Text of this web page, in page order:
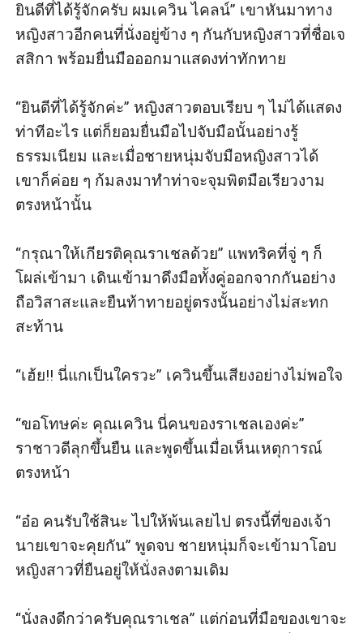
ยินดี​ที่​ได้​รู้จัก​ครับ ผม​เควิน ไคลน์” เขา​หัน​มา​ทาง
หญิงสาว​อีก​คน​ที่นั่ง​อยู่​ข้าง ๆ กัน​กับ​หญิงสาว​ที่​ชื่อ​เจ
สสิกา พร้อม​ยื่น​มือ​ออก​มา​แสดง​ท่า​ทักทาย
“ยินดี​ที่​ได้​รู้จักค่ะ” หญิงสาว​ตอบ​เรียบ ๆ ไม่​ได้​แสดง​
ท่าที​อะไร แต่​ก็​ยอม​ยื่น​มือ​ไป​จับมือ​นั้น​อย่าง​รู้​
ธรรมเนียม และ​เมื่อ​ชายหนุ่ม​จับมือหญิงสาว​ได้
เขา​ก็​ค่อย ๆ ก้ม​ลง​มา​ทำท่า​จะ​จุมพิต​มือ​เรียว​งาม​
ตรงหน้า​นั้น
“กรุณา​ให้​เกียรติคุณราเชล​ด้วย” แพทริค​ที่​จู่ ๆ ก็​
โผล่​เข้า​มา เดิน​เข้า​มา​ดึง​มือ​ทั้ง​คู่​ออก​จาก​กัน​อย่าง​
ถือ​วิสาสะ​และ​ยืน​ท้าทาย​อยู่​ตรง​นั้น​อย่าง​ไม่​สะทก
สะท้าน
“เฮ้ย!! นี่แก​​เป็น​ใคร​วะ” เควิน​ขึ้นเสียง​อย่าง​ไม่​พอใจ
“ขอโทษค่ะ คุณเควิน นี่คน​ของ​ราเชล​เอง​ค่ะ”
ราชาวดี​ลุก​ขึ้น​ยืน และ​พูด​ขึ้น​เมื่อ​เห็น​เหตุการณ์​
ตรงหน้า
“อ๋อ คนรับใช้​สิ​นะ ไป​ให้​พ้น​เลย​ไป ตรง​นี้​ที่ของเจ้า
นาย​เขา​จะ​คุย​กัน” พูด​จบ ชายหนุ่ม​ก็​จะ​เข้า​มา​โอบ​
หญิงสาว​ที่​ยืน​อยู่​ให้​นั่งลง​ตาม​เดิม
“นั่งลง​ดี​กว่า​ครับ​คุณ​ราเชล” แต่ก่อน​ที่​มือ​ของ​เขา​จะ​